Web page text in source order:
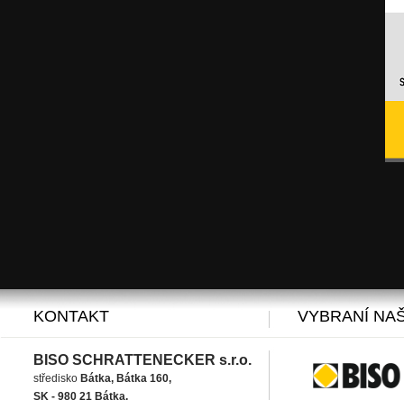
KONTAKT
BISO SCHRATTENECKER s.r.o.
středisko Bátka, Bátka 160,
SK - 980 21 Bátka,
VYBRANÍ